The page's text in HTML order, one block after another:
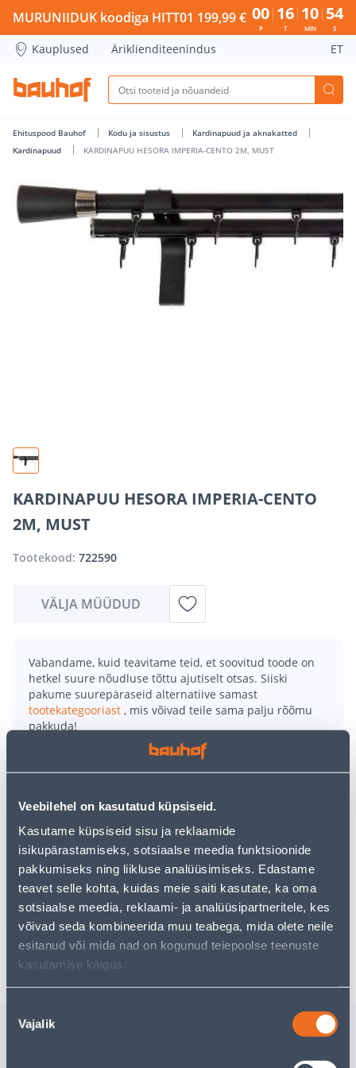
Veebilehel on kasutatud küpsiseid.
Kasutame küpsiseid sisu ja reklaamide
isikupärastamiseks, sotsiaalse meedia funktsioonide
pakkumiseks ning liikluse analüüsimiseks. Edastame
teavet selle kohta, kuidas meie saiti kasutate, ka oma
sotsiaalse meedia, reklaami- ja analüüsipartneritele, kes
võivad seda kombineerida muu teabega, mida olete neile
esitanud või mida nad on kogunud teiepoolse teenuste
kasutamise käigus.
valik
Vajalik
KARDINAPUU HESORA IMPERIA-CENTO 2M, MUST - Bauhof
MURUNIIDUK koodiga HITT01 199,99 € 00
P
16
T
10
MIN
54
S
Kauplused Äriklienditeenindus ET
Ehituspood Bauhof Kodu ja sisustus
Kardinapuud ja aknakatted
Kardinapuud
KARDINAPUU HESORA IMPERIA-CENTO 2M, MUST
KARDINAPUU HESORA IMPERIA-CENTO
2M, MUST
Tootekood: 722590
VÄLJA MÜÜDUD
Vabandame, kuid teavitame teid, et soovitud toode on
hetkel suure nõudluse tõttu ajutiselt otsas. Siiski
pakume suurepäraseid alternatiive samast
tootekategooriast , mis võivad teile sama palju rõõmu
pakkuda!
Teie ostlemisrõõm ei pea aga siin lõppema - oma
uurimistööd saate jätkata, naastes
kasutades meie võimsat otsingufunktsiooni, et leida
• Kardinapuu.
• Pikkus on 2 m ja läbimõõt Ø19 mm.
• Värv: must.
• 14-päevane tagastusõigus.
Tarne pole võimalik
Sarnased tooted